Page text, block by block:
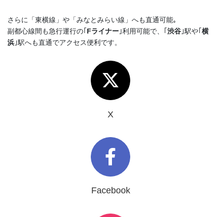
さらに「東横線」や「みなとみらい線」へも直通可能｡
副都心線間も急行運行の｢ Fライナー ｣利用可能で、｢ 渋谷 ｣駅や｢ 横
浜 ｣駅へも直通でアクセス便利です。
X
Facebook